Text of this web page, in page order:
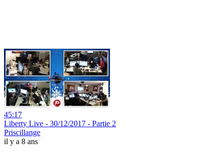
45:17
Liberty Live - 30/12/2017 - Partie 2
Priscillange
il y a 8 ans